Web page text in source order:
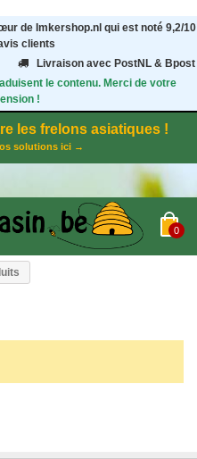
de Imkershop.nl qui est noté 9,2/10
clients
Livraison avec PostNL & Bpost
le contenu. Merci de votre
!
les frelons asiatiques !
solutions ici →
0